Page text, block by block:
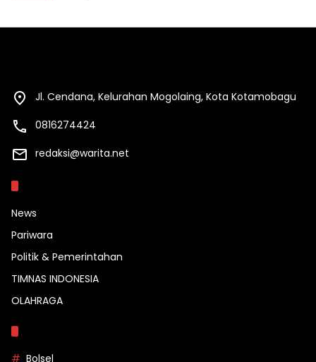
Jl. Cendana, Kelurahan Mogolaing, Kota Kotamobagu
0816274424
redaksi@warita.net
News
Pariwara
Politik & Pemerintahan
TIMNAS INDONESIA
OLAHRAGA
Bolsel